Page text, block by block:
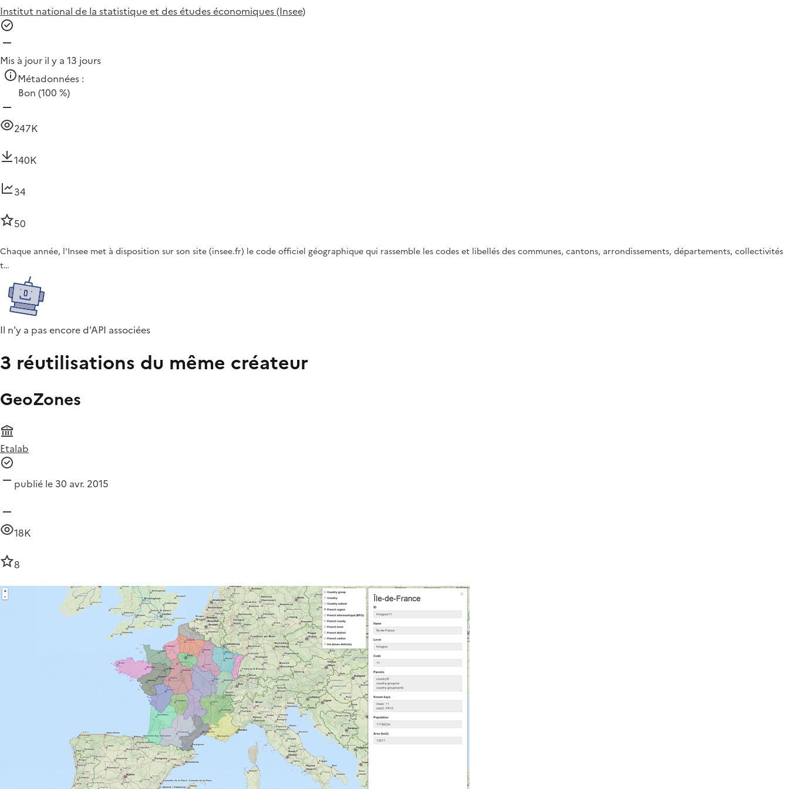
Institut national de la statistique et des études économiques (Insee)
Mis à jour il y a 13 jours
Métadonnées :
Bon (100 %)
247K
140K
34
50
Chaque année, l'Insee met à disposition sur son site (insee.fr) le code officiel géographique qui rassemble les codes et libellés des communes, cantons, arrondissements, départements, collectivités
t…
Il n'y a pas encore d'API associées
3 réutilisations du même créateur
GeoZones
Etalab
publié le 30 avr. 2015
18K
8